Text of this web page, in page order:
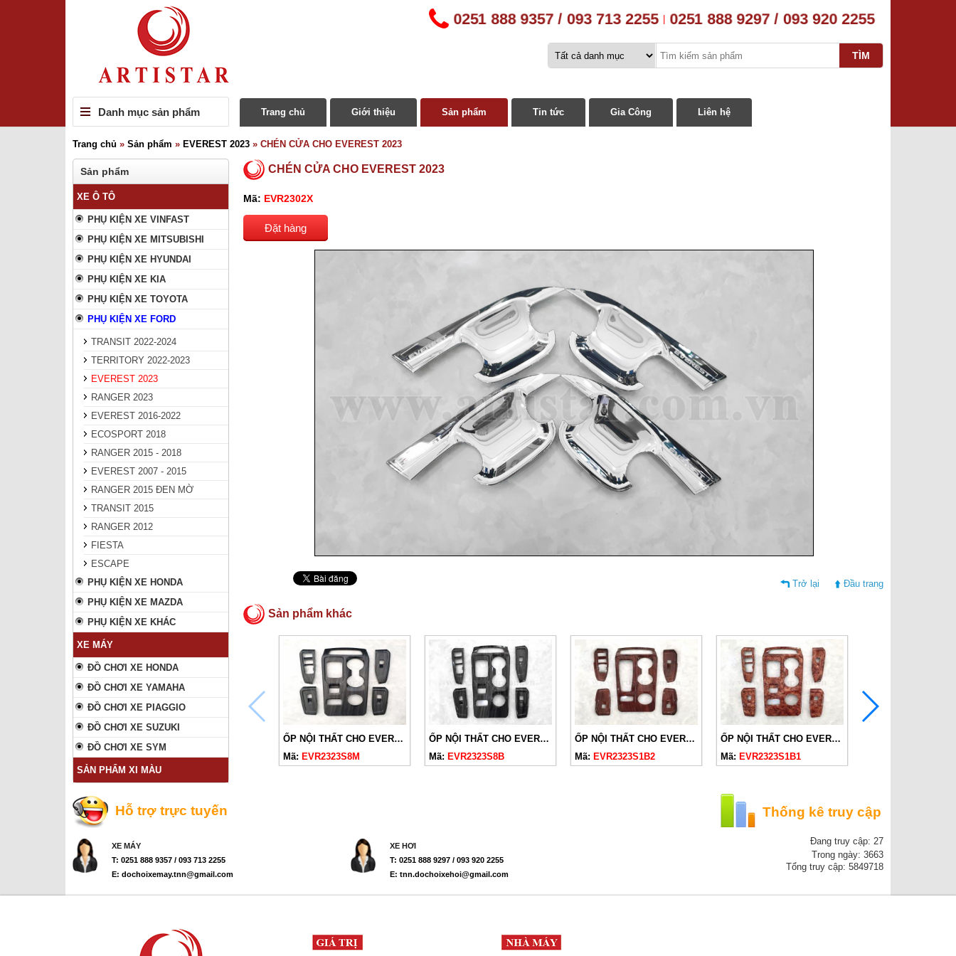
0251 888 9357 / 093 713 2255 0251 888 9297 / 093 920 2255
Danh mục sản phẩm Trang chủ Giới thiệu Sản phẩm Tin tức Gia Công Liên hệ
Trang chủ » Sản phẩm » EVEREST 2023 » CHÉN CỬA CHO EVEREST 2023
Sản phẩm
XE Ô TÔ
PHỤ KIỆN XE VINFAST
PHỤ KIỆN XE MITSUBISHI
PHỤ KIỆN XE HYUNDAI
PHỤ KIỆN XE KIA
PHỤ KIỆN XE TOYOTA
PHỤ KIỆN XE FORD
TRANSIT 2022-2024
TERRITORY 2022-2023
EVEREST 2023
RANGER 2023
EVEREST 2016-2022
ECOSPORT 2018
RANGER 2015 - 2018
EVEREST 2007 - 2015
RANGER 2015 ĐEN MỜ
TRANSIT 2015
RANGER 2012
FIESTA
ESCAPE
PHỤ KIỆN XE HONDA
PHỤ KIỆN XE MAZDA
PHỤ KIỆN XE KHÁC
XE MÁY
ĐỒ CHƠI XE HONDA
ĐỒ CHƠI XE YAMAHA
ĐỒ CHƠI XE PIAGGIO
ĐỒ CHƠI XE SUZUKI
ĐỒ CHƠI XE SYM
SẢN PHẨM XI MÀU
CHÉN CỬA CHO EVEREST 2023
Mã: EVR2302X
Đặt hàng
Trở lại Đầu trang
Sản phẩm khác
ỐP NỘI THẤT CHO EVEREST 2 CẦU 2023 VÂN ĐÁ NHÁM
Mã: EVR2323S8M
ỐP NỘI THẤT CHO EVEREST 2 CẦU 2023 VÂN ĐÁ BÓNG
Mã: EVR2323S8B
ỐP NỘI THẤT CHO EVEREST 2 CẦU 2023 VÂN GỖ SỌC
Mã: EVR2323S1B2
ỐP NỘI THẤT CHO EVEREST 2 CẦU 2023 VÂN GỖ NÂU
Mã: EVR2323S1B1
Hỗ trợ trực tuyến
XE MÁY
T: 0251 888 9357 / 093 713 2255
E: dochoixemay.tnn@gmail.com
XE HƠI
T: 0251 888 9297 / 093 920 2255
E: tnn.dochoixehoi@gmail.com
Thống kê truy cập
Đang truy cập: 27
Trong ngày: 3663
Tổng truy cập: 5849718